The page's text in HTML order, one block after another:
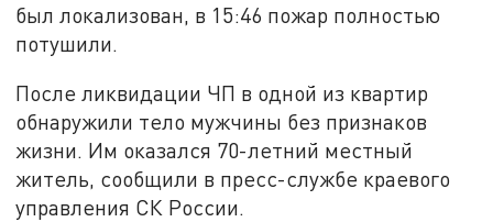
был локализован, в 15:46 пожар полностью
потушили.
После ликвидации ЧП в одной из квартир
обнаружили тело мужчины без признаков
жизни. Им оказался 70-летний местный
житель, сообщили в пресс-службе краевого
управления СК России.